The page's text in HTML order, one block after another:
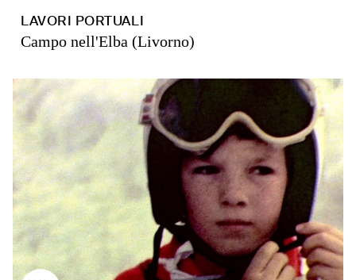
LAVORI PORTUALI
Campo nell'Elba (Livorno)